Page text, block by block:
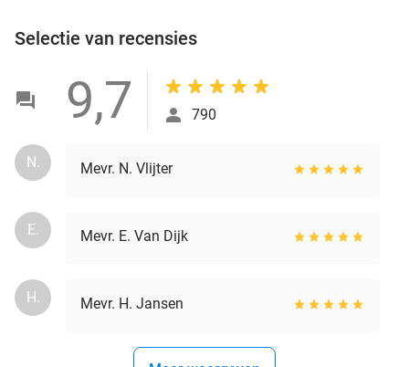
Selectie van recensies
9,7 790
N. Mevr. N. Vlijter
E. Mevr. E. Van Dijk
H. Mevr. H. Jansen